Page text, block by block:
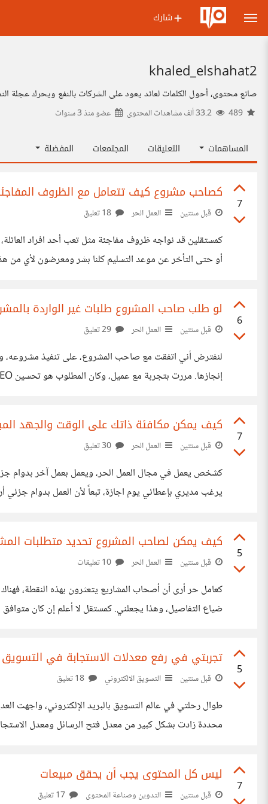
شارك
khaled_elshahat2
صانع محتوى، أحول الكلمات لعائد يعود على الشركات بالنفع ويحرك عجلة
عضو منذ3 سنوات
المساهمات التعليقات المجتمعات المفضلة
7
كصاحب مشروع كيف تتعامل مع الظروف
قبل سنتين العمل الحر
كمستقلين قد نواجه ظروف مفاجئة مثل تعب أحد افراد
أو حتى التأخر عن موعد التسليم كلنا بشر ومعرضون لأي من
6
لو طلب صاحب المشروع طلبات غير الواردة
قبل سنتين العمل الحر
لنفترض أني اتفقت مع صاحب المشروع، على تنفيذ مشروعه،
7
كيف يمكن مكافئة ذاتك على الوقت والجهد
قبل سنتين العمل الحر
كشخص يعمل في مجال العمل الحر، ويعمل بعمل آخر بدوام جزئي
يرغب مديري بإعطائي يوم اجازة، تبعاً لأن العمل بدوام
5
كيف يمكن لصاحب المشروع تحديد متطلبات
قبل سنتين العمل الحر
كعامل حر أرى أن أصحاب المشاريع يتعثرون بهذه النقطة،
ضياع التفاصيل، وهذا يجعلني. كمستقل لا أعلم إن كان
5
تجربتي في رفع معدلات الاستجابة في التسويق
قبل سنتين التسويق الالكتروني
طوال رحلتي في عالم التسويق بالبريد الإلكتروني، واجهت
7
ليس كل المحتوى يجب أن يحقق مبيعات
قبل سنتين التدوين وصناعة المحتوى